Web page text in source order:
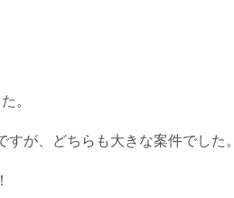
。
すが、どちらも大きな案件でした。